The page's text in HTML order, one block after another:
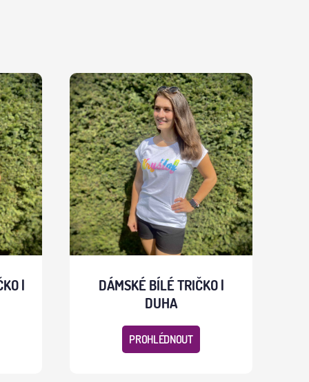
|
DÁMSKÉ BÍLÉ TRIČKO |
DUHA
PROHLÉDNOUT